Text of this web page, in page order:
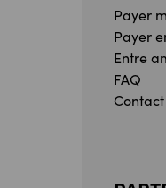
Payer
Payer
Entre
FAQ
Contact